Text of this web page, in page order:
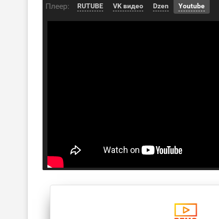
Плеер: RUTUBE VK видео Dzen Youtube